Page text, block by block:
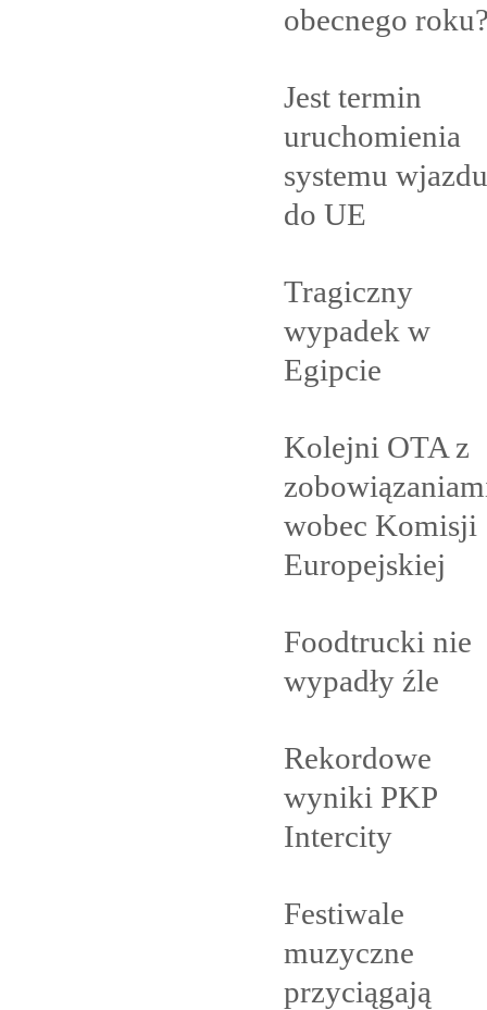
obecnego
Jest termin
uruchomienia
systemu wjazdu
do UE
Tragiczny
wypadek w
Egipcie
Kolejni OTA z
wobec Komisji
Europejskiej
Foodtrucki nie
wypadły źle
Rekordowe
wyniki PKP
Intercity
Festiwale
muzyczne
przyciągają